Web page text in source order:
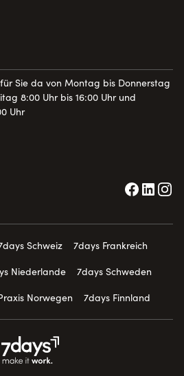
Sie da von Montag bis Donnerstag
8:00 Uhr bis 16:00 Uhr und
Uhr
Schweiz
7days Frankreich
Niederlande
7days Schweden
Norwegen 7days Finnland